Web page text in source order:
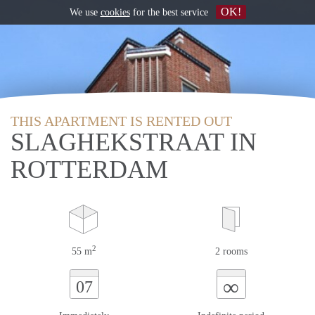
THIS APARTMENT IS RENTED OUT
SLAGHEKSTRAAT IN
ROTTERDAM
55 m2 2 rooms
07 ∞
We use cookiesfor the best service OK!